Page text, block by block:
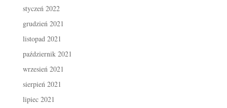
styczeń 2022
grudzień 2021
listopad 2021
październik 2021
wrzesień 2021
sierpień 2021
lipiec 2021